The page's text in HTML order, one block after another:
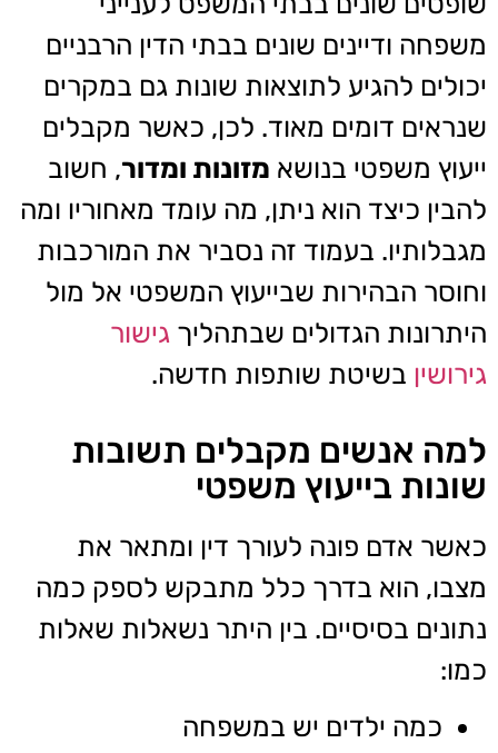
משפחה ודיינים שונים בבתי הדין הרבניים
יכולים להגיע לתוצאות שונות גם במקרים
שנראים דומים מאוד. לכן, כאשר מקבלים
ייעוץ משפטי בנושא מזונות ומדור, חשוב
להבין כיצד הוא ניתן, מה עומד מאחוריו ומה
מגבלותיו. בעמוד זה נסביר את המורכבות
וחוסר הבהירות שבייעוץ המשפטי אל מול
היתרונות הגדולים שבתהליך גישור
גירושין בשיטת שותפות חדשה.
למה אנשים מקבלים תשובות
שונות בייעוץ משפטי
כאשר אדם פונה לעורך דין ומתאר את
מצבו, הוא בדרך כלל מתבקש לספק כמה
נתונים בסיסיים. בין היתר נשאלות שאלות
כמו:
כמה ילדים יש במשפחה